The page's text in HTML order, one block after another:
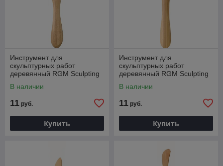
Инструмент для
скульптурных работ
деревянный RGM Sculpting
В наличии
11 руб.
Купить
Инструмент для
скульптурных работ
деревянный RGM Sculpting
В наличии
11 руб.
Купить